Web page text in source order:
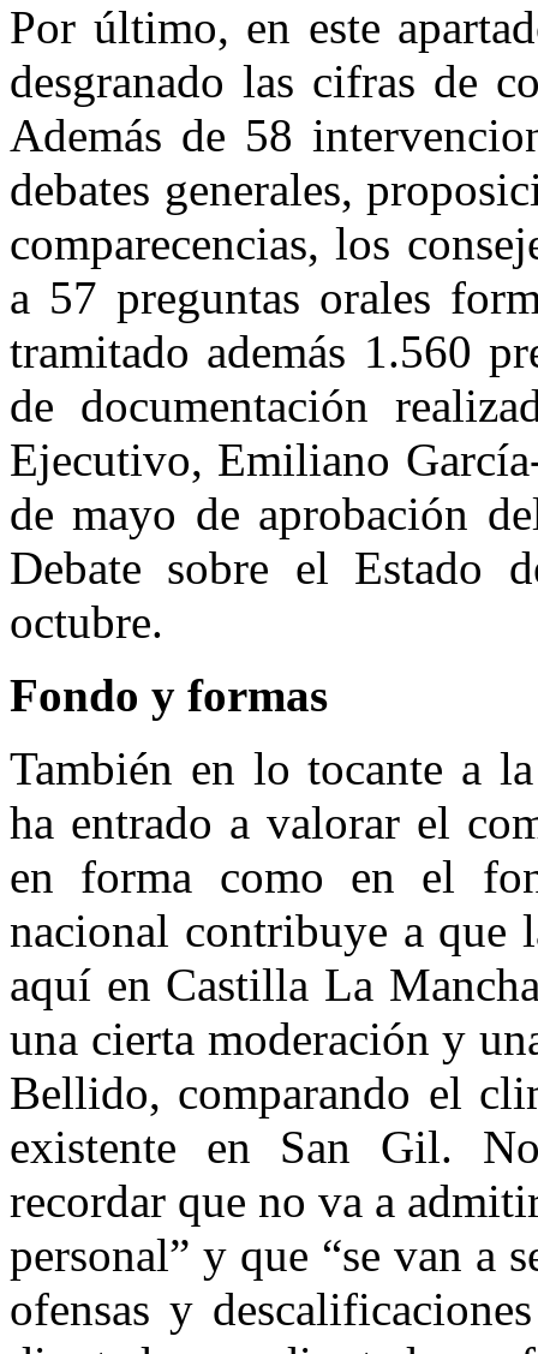
Por último, en este
desgranado las cifras de
Además de 58
debates generales,
comparecencias, los
a 57 preguntas orales
tramitado además 1.560
de documentación
Ejecutivo, Emiliano
de mayo de aprobación
Debate sobre el Estado
octubre.
Fondo y formas
También en lo tocante a
ha entrado a valorar el
en forma como en el
nacional contribuye a que
aquí en Castilla La
una cierta moderación y
Bellido, comparando el
existente en San Gil.
recordar que no va a
personal” y que “se van a
ofensas y